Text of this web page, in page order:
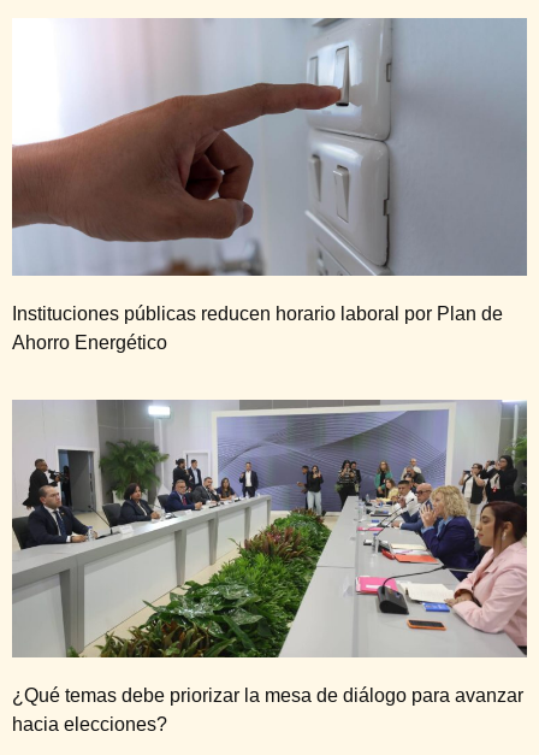
Instituciones públicas reducen horario laboral por Plan de
Ahorro Energético
¿Qué temas debe priorizar la mesa de diálogo para avanzar
hacia elecciones?